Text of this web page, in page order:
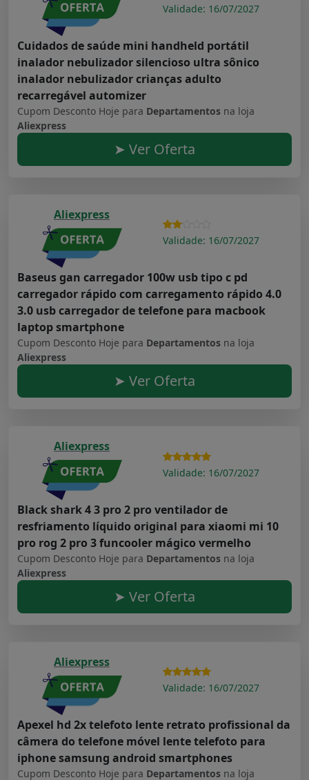
Validade: 16/07/2027
Cuidados de saúde mini handheld portátil
inalador nebulizador silencioso ultra sônico
inalador nebulizador crianças adulto
recarregável automizer
Cupom Desconto Hoje para Departamentos na loja
Aliexpress
➤ Ver Oferta
Aliexpress
Validade: 16/07/2027
Baseus gan carregador 100w usb tipo c pd
carregador rápido com carregamento rápido 4.0
3.0 usb carregador de telefone para macbook
laptop smartphone
Cupom Desconto Hoje para Departamentos na loja
Aliexpress
➤ Ver Oferta
Aliexpress
Validade: 16/07/2027
Black shark 4 3 pro 2 pro ventilador de
resfriamento líquido original para xiaomi mi 10
pro rog 2 pro 3 funcooler mágico vermelho
Cupom Desconto Hoje para Departamentos na loja
Aliexpress
➤ Ver Oferta
Aliexpress
Validade: 16/07/2027
Apexel hd 2x telefoto lente retrato profissional da
câmera do telefone móvel lente telefoto para
iphone samsung android smartphones
Cupom Desconto Hoje para Departamentos na loja